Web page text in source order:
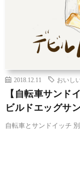
2018.12.11 おいし
【自転車サンド
ビルドエッグサ
自転車とサンドイッチ